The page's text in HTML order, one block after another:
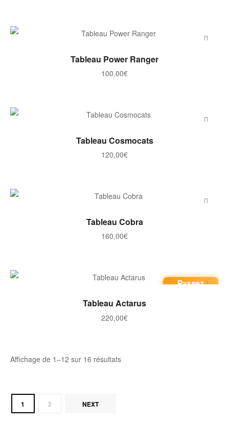
AJOUTER AU PANIER
Tableau Power Ranger
100,00€
AJOUTER AU PANIER
Tableau Cosmocats
120,00€
AJOUTER AU PANIER
Tableau Cobra
160,00€
Passez
AJOUTER AU PANIER
Tableau Actarus
220,00€
Affichage de 1–12 sur 16 résultatsTrié
1 2 NEXT